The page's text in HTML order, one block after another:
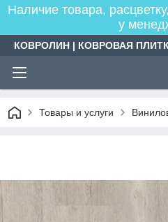
Наличие товара,
у
КОВРОЛИН | КОВРОВАЯ
Товары и услуги